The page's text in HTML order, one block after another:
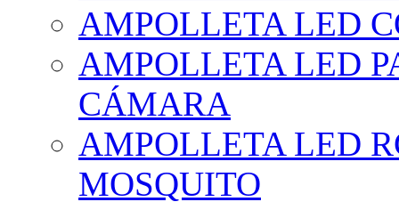
AMPOLLETA LED
AMPOLLETA LED
CÁMARA
AMPOLLETA LED
MOSQUITO